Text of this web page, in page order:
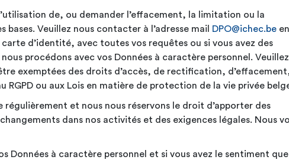
de, ou demander l’effacement, la limitation ou la
Veuillez nous contacter à l’adresse mail
DPO@ichec.be en
d’identité, avec toutes vos requêtes ou si vous avez des
procédons avec vos Données à caractère personnel. Veuillez
exemptées des droits d’accès, de rectification,
ou aux Lois en matière de protection de la vie privée
et nous nous réservons le droit d’apporter des
dans nos activités et des exigences légales. Nous
Données à caractère personnel et si vous avez le sentiment que